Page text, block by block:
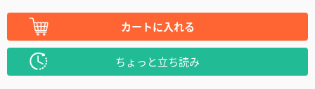
カートに入れる
ちょっと立ち読み